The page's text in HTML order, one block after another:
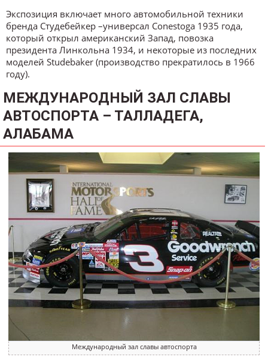
Экспозиция включает много автомобильной техники
бренда Студебейкер –универсал Conestoga 1935 года,
который открыл американский Запад, повозка
президента Линкольна 1934, и некоторые из последних
моделей Studebaker (производство прекратилось в 1966
году).
МЕЖДУНАРОДНЫЙ ЗАЛ СЛАВЫ
АВТОСПОРТА – ТАЛЛАДЕГА,
АЛАБАМА
Международный зал славы автоспорта